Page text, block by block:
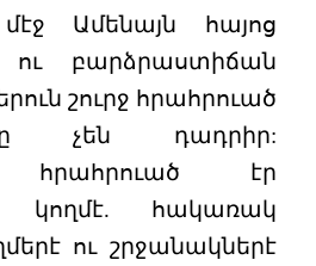
Ամենայն հայոց
ու բարձրաստիճան
շուրջ հրահրուած
չեն դադրիր:
հրահրուած էր
կողմէ. հակառակ
ու շրջանակներէ